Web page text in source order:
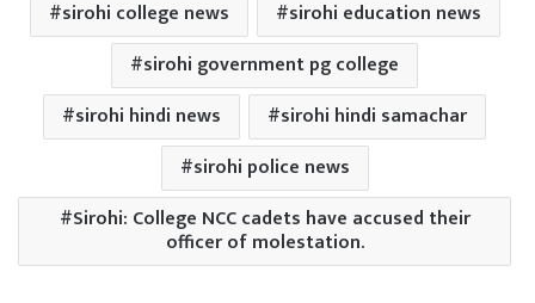
sirohi college news
sirohi education news
sirohi government pg college
sirohi hindi news
sirohi hindi samachar
sirohi police news
Sirohi: College NCC cadets have accused their
officer of molestation.